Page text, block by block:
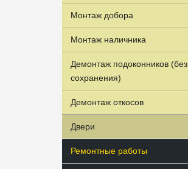
Монтаж добора
Монтаж наличника
Демонтаж подоконников (без
сохранения)
Демонтаж откосов
Двери
Ремонтные работы